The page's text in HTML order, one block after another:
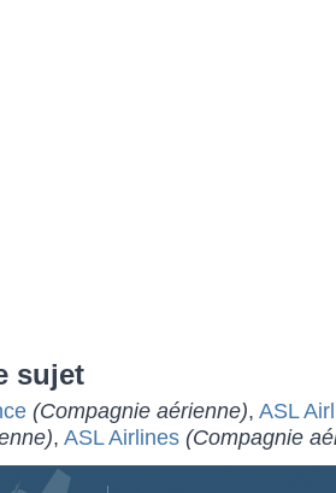
sujet
(Compagnie aérienne), ASL
, ASL Airlines (Compagnie